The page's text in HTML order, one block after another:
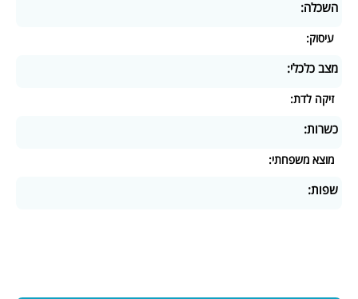
השכלה:
עיסוק:
מצב כלכלי:
זיקה לדת:
כשרות:
מוצא משפחתי:
שפות: